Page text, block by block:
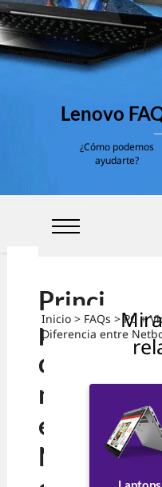
Inicio > FAQs >PC +
Diferencia entre
Lenovo
¿Cómo podemos
ayudarte?
Princi
pales
difere
ncias
entre
Netbo